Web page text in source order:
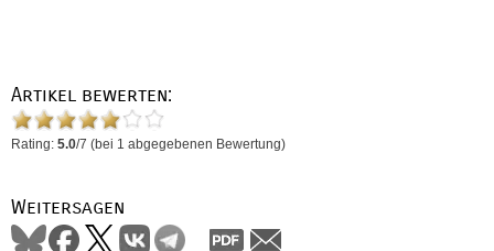
Artikel bewerten:
Rating: 5.0/7 (bei 1 abgegebenen Bewertung)
Weitersagen